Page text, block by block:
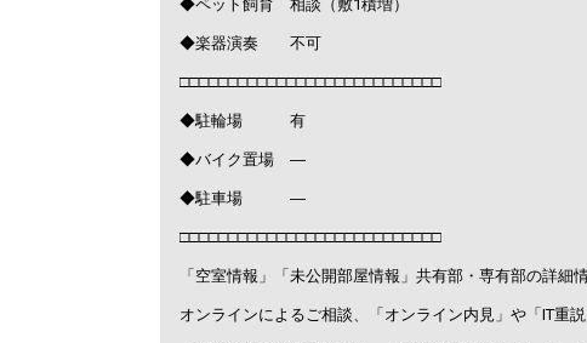
◆ペット飼育 相談（敷1積増）
◆楽器演奏 不可
□□□□□□□□□□□□□□□□□□□□□□□□□□□
◆駐輪場 有
◆バイク置場 ―
◆駐車場 ―
□□□□□□□□□□□□□□□□□□□□□□□□□□□
「空室情報」「未公開部屋情報」共有部・専有部の詳細
オンラインによるご相談、「オンライン内見」や「IT重説